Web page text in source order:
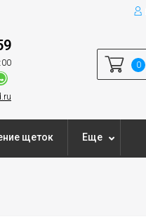
0
щеток Еще